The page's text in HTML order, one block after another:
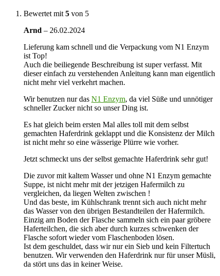
Bewertet mit 5 von 5
Arnd – 26.02.2024
Lieferung kam schnell und die Verpackung vom N1 Enzym
ist Top!
Auch die beiliegende Beschreibung ist super verfasst. Mit
dieser einfach zu verstehenden Anleitung kann man eigentlich
nicht mehr viel verkehrt machen.
Wir benutzen nur das N1 Enzym, da viel Süße und unnötiger
schneller Zucker nicht so unser Ding ist.
Es hat gleich beim ersten Mal alles toll mit dem selbst
gemachten Haferdrink geklappt und die Konsistenz der Milch
ist nicht mehr so eine wässerige Plürre wie vorher.
Jetzt schmeckt uns der selbst gemachte Haferdrink sehr gut!
Die zuvor mit kaltem Wasser und ohne N1 Enzym gemachte
Suppe, ist nicht mehr mit der jetzigen Hafermilch zu
vergleichen, da liegen Welten zwischen !
Und das beste, im Kühlschrank trennt sich auch nicht mehr
das Wasser von den übrigen Bestandteilen der Hafermilch.
Einzig am Boden der Flasche sammeln sich ein paar gröbere
Haferteilchen, die sich aber durch kurzes schwenken der
Flasche sofort wieder vom Flaschenboden lösen.
Ist dem geschuldet, dass wir nur ein Sieb und kein Filtertuch
benutzen. Wir verwenden den Haferdrink nur für unser Müsli,
da stört uns das in keiner Weise.